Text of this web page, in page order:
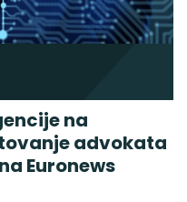
na
advokata
Euronews